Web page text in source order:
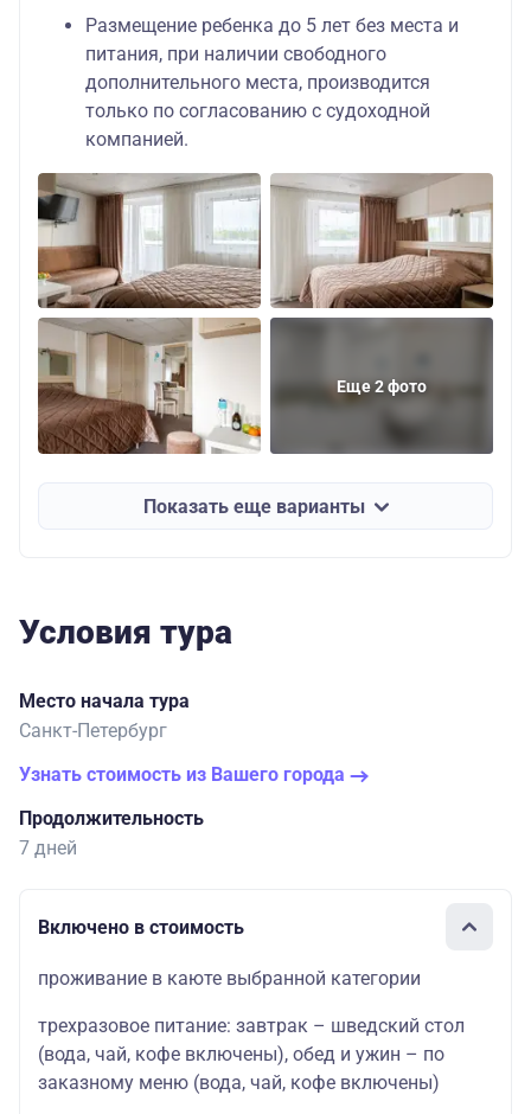
Размещение ребенка до 5 лет без места и
питания, при наличии свободного
дополнительного места, производится
только по согласованию с судоходной
компанией.
Еще 2 фото
Показать еще варианты
Условия тура
Место начала тура
Санкт-Петербург
Узнать стоимость из Вашего города
Продолжительность
7 дней
Включено в стоимость
проживание в каюте выбранной категории
трехразовое питание: завтрак – шведский стол
(вода, чай, кофе включены), обед и ужин – по
заказному меню (вода, чай, кофе включены)